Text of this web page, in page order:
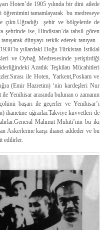
Hoten’de 1905 yılında bir dini ailede
öğrenimini tamamlayarak bu medreseye
çıktı.Uğradığı şehir ve bölgelerde de
şehrinde ise, Hindistan’da tahsil gören
dünyayı tetkik ederek tanıyan
yıllardaki Doğu Türkistan İstiklal
ve Oybağ Medresesinde yetiştirdiği
Azatlık Teşkilatı Mücahitleri
ile Hoten, Yarkent,Poskam ve
(Emir Hazretim) ‘nin kardeşleri Nur
Yenihisar arasında bulunan o zamanın
başarı ile geçerler ve Yenihisar’ı
ihanetine uğrarlar.Takviye kuvvetleri de
Mahmut Muhiti’nin bu iki
Askerlerine karşı ihanet addeder ve bu
edilirler.